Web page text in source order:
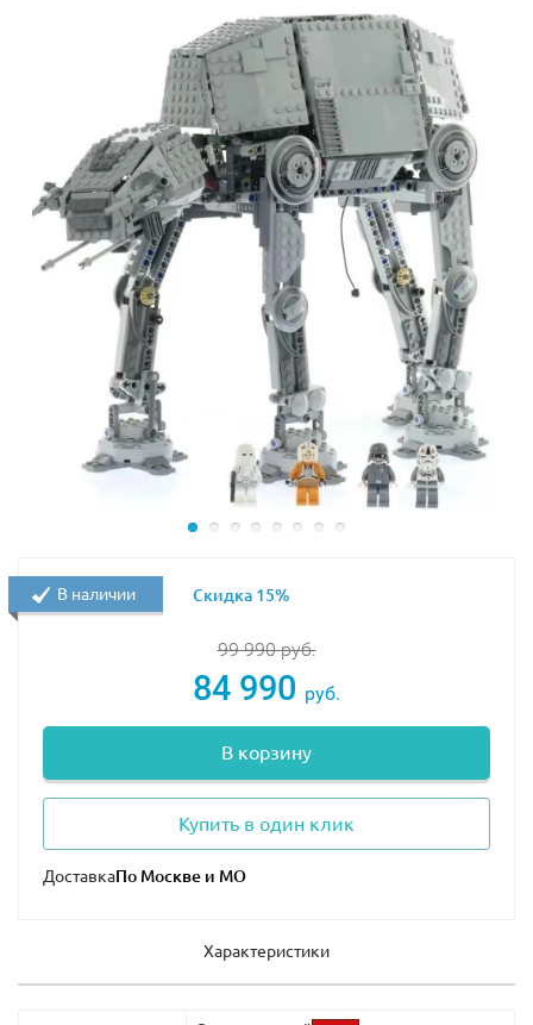
99 990руб.
84 990 руб.
В корзину
Купить в один клик
Доставка
В наличии Скидка 15%
Характеристики